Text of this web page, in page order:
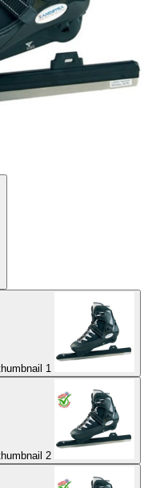
Zandstra Semi Soft Ving klap schaatsen thumbnail 1
Zandstra Semi Soft Ving klap schaatsen thumbnail 2